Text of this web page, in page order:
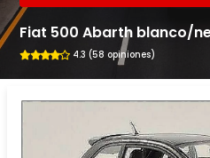
Fiat 500 Abarth blanco/
4.3 (58 opiniones)